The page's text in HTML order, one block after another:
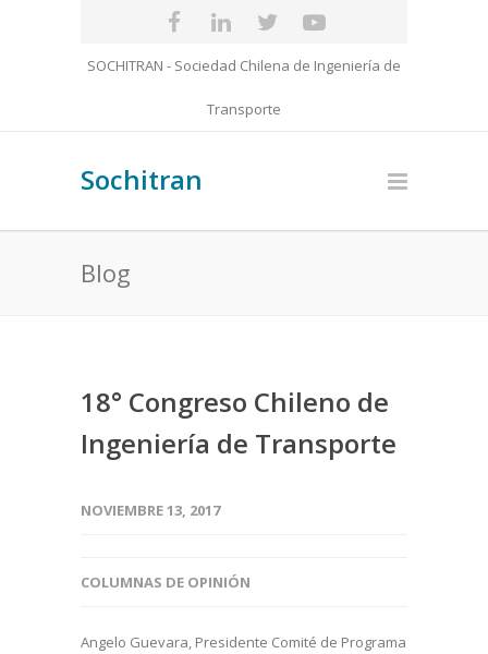
SOCHITRAN - Sociedad Chilena de Ingeniería de
Transporte
Sochitran
Blog
18° Congreso Chileno de
Ingeniería de Transporte
NOVIEMBRE 13, 2017
COLUMNAS DE OPINIÓN
Angelo Guevara, Presidente Comité de Programa